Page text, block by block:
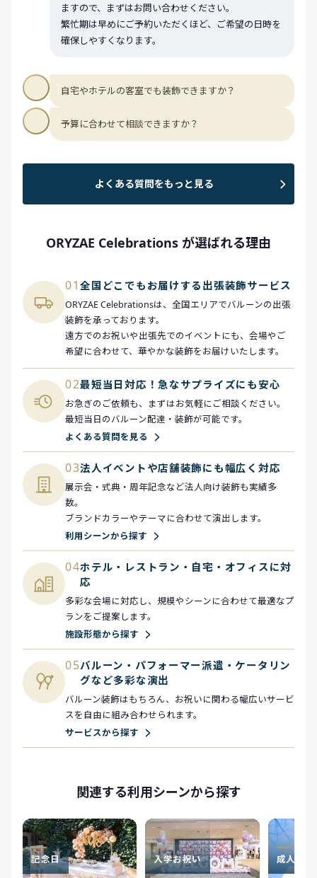
ますので、まずはお問い合わせください。
繁忙期は早めにご予約いただくほど、ご希望の日時を
確保しやすくなります。
自宅やホテルの客室でも装飾できますか？
予算に合わせて相談できますか？
よくある質問をもっと見る
ORYZAE Celebrations が選ばれる理由
01全国どこでもお届けする出張装飾サービス
ORYZAE Celebrationsは、全国エリアでバルーンの出張
装飾を承っております。
遠方でのお祝いや出張先でのイベントにも、会場やご
希望に合わせて、華やかな装飾をお届けいたします。
02最短当日対応！急なサプライズにも安心
お急ぎのご依頼も、まずはお気軽にご相談ください。
最短当日のバルーン配達・装飾が可能です。
よくある質問を見る
03法人イベントや店舗装飾にも幅広く対応
展示会・式典・周年記念など法人向け装飾も実績多
数。
ブランドカラーやテーマに合わせて演出します。
利用シーンから探す
04ホテル・レストラン・自宅・オフィスに対
応
多彩な会場に対応し、規模やシーンに合わせて最適なプ
ランをご提案します。
施設形態から探す
05バルーン・パフォーマー派遣・ケータリン
グなど多彩な演出
バルーン装飾はもちろん、お祝いに関わる幅広いサービ
スを自由に組み合わせられます。
サービスから探す
関連する利用シーンから探す
記念日 入学お祝い 成人式